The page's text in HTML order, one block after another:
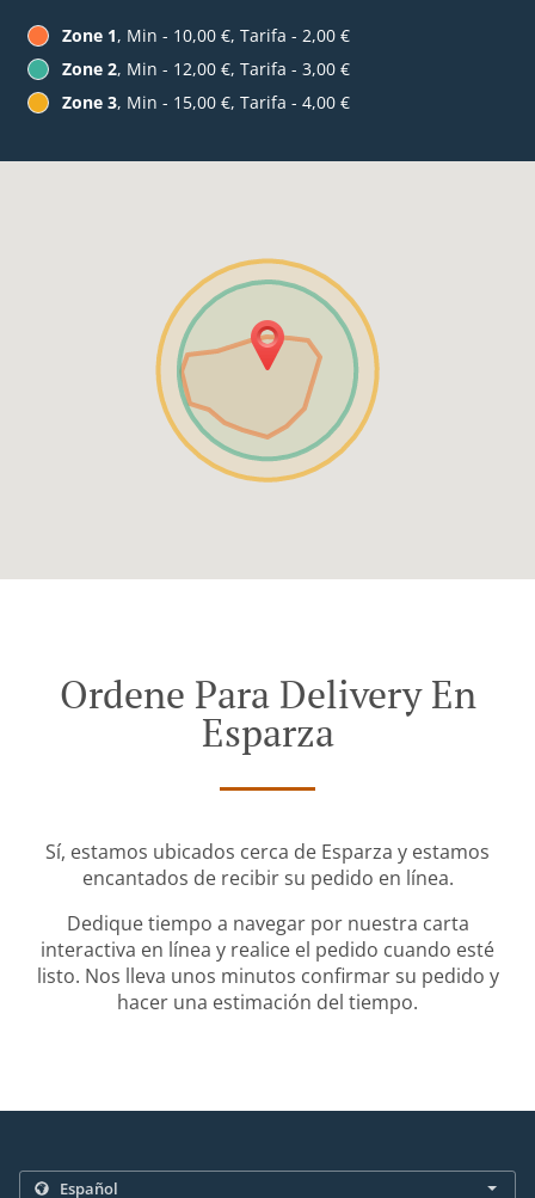
Zone 1, Min - 10,00 €, Tarifa - 2,00 €
Zone 2, Min - 12,00 €, Tarifa - 3,00 €
Zone 3, Min - 15,00 €, Tarifa - 4,00 €
Ordene Para Delivery En
Esparza
Sí, estamos ubicados cerca de Esparza y estamos
encantados de recibir su pedido en línea.
Dedique tiempo a navegar por nuestra carta
interactiva en línea y realice el pedido cuando esté
listo. Nos lleva unos minutos confirmar su pedido y
hacer una estimación del tiempo.